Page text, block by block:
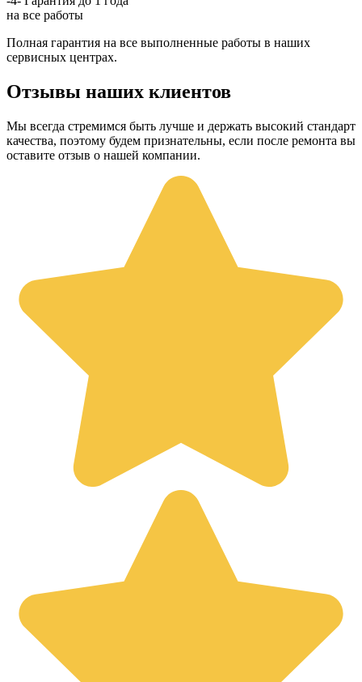
на все работы
Полная гарантия на все выполненные работы в наших
сервисных центрах.
Отзывы наших клиентов
Мы всегда стремимся быть лучше и держать высокий стандарт
качества, поэтому будем признательны, если после ремонта вы
оставите отзыв о нашей компании.